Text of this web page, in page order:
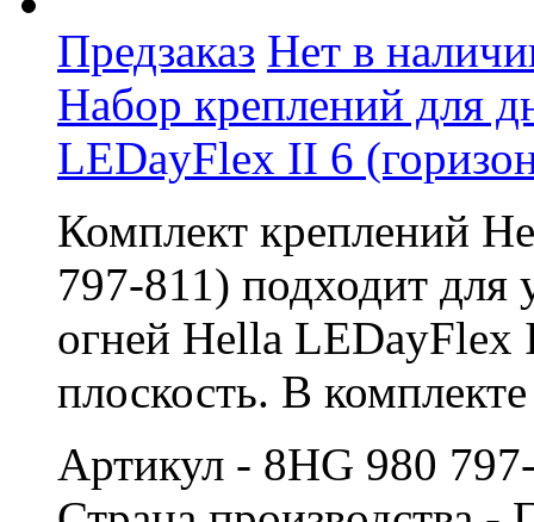
Предзаказ Нет в
Набор креплений для
LEDayFlex II 6
Комплект креплений
797-811) подходит для
огней Hella LEDayFlex
плоскость. В
Артикул - 8HG 980